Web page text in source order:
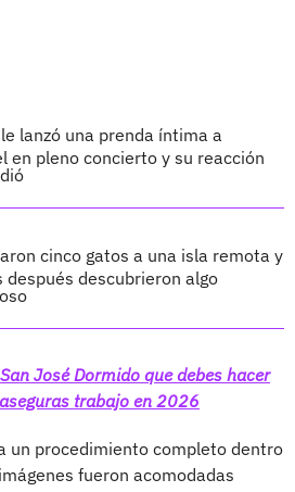
le lanzó una prenda íntima a
en pleno concierto y su reacción
cinco gatos a una isla remota y
después descubrieron algo
José Dormido que debes hacer
trabajo en 2026
un procedimiento completo dentro
fueron acomodadas